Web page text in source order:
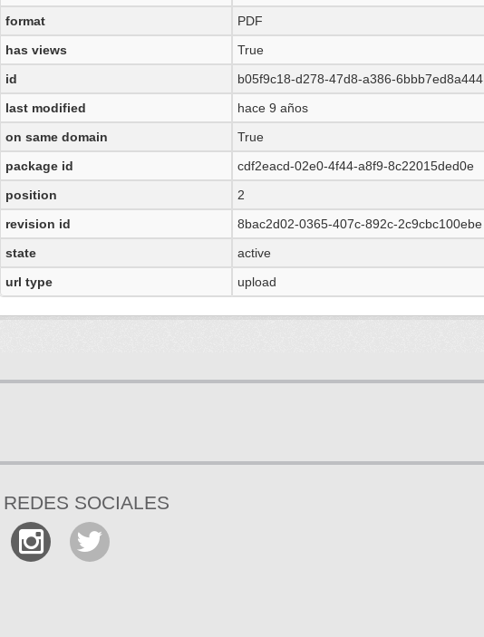
format
PDF
has views
True
id
b05f9c18-d278-47d8-a386-6bbb7ed8a444
last modified
hace 9 años
on same domain
True
package id
cdf2eacd-02e0-4f44-a8f9-8c22015ded0e
position
2
revision id
8bac2d02-0365-407c-892c-2c9cbc100ebe
state
active
url type
upload
REDES SOCIALES